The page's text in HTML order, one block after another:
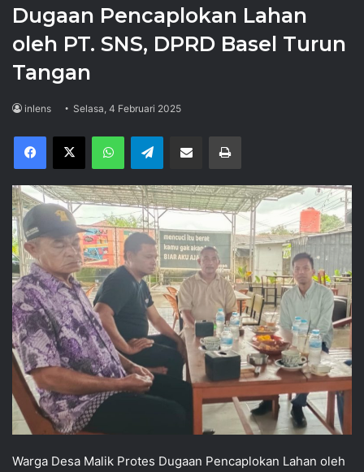
Dugaan Pencaplokan Lahan
oleh PT. SNS, DPRD Basel Turun
Tangan
inlens Selasa, 4 Februari 2025
Facebook
X WhatsAppTelegram Share via Email Print
Warga Desa Malik Protes Dugaan Pencaplokan Lahan oleh